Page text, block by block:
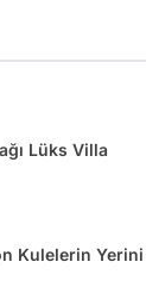
Lüks Villa
Kulelerin Yerini